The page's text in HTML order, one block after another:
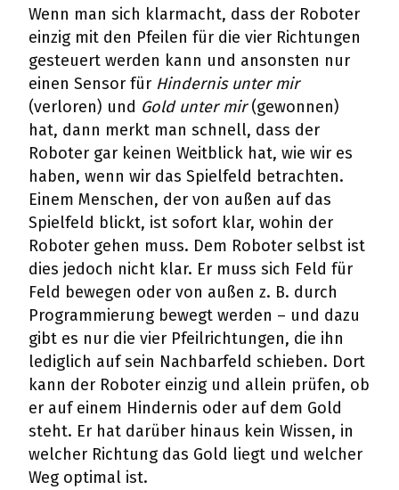
Wenn man sich klarmacht, dass der Roboter
einzig mit den Pfeilen für die vier Richtungen
gesteuert werden kann und ansonsten nur
einen Sensor für Hindernis unter mir
(verloren) und Gold unter mir(gewonnen)
hat, dann merkt man schnell, dass der
Roboter gar keinen Weitblick hat, wie wir es
haben, wenn wir das Spielfeld betrachten.
Einem Menschen, der von außen auf das
Spielfeld blickt, ist sofort klar, wohin der
Roboter gehen muss. Dem Roboter selbst ist
dies jedoch nicht klar. Er muss sich Feld für
Feld bewegen oder von außen z. B. durch
Programmierung bewegt werden – und dazu
gibt es nur die vier Pfeilrichtungen, die ihn
lediglich auf sein Nachbarfeld schieben. Dort
kann der Roboter einzig und allein prüfen, ob
er auf einem Hindernis oder auf dem Gold
steht. Er hat darüber hinaus kein Wissen, in
welcher Richtung das Gold liegt und welcher
Weg optimal ist.